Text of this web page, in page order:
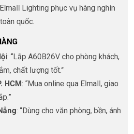
Lighting phục vụ hàng nghìn
quốc.
: “Lắp A60B26V cho phòng khách,
chất lượng tốt.”
HCM: “Mua online qua Elmall, giao
: “Dùng cho văn phòng, bền, ánh